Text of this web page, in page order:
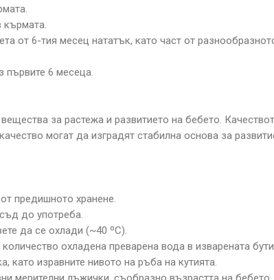
кърмата.
от 6-тия месец нататък, като част от
първите 6 месеца.
за растежа и развитието на бебето.
могат да изградят стабилна основа за
предишното хранене.
до употреба.
да се охлади (~40 ºС).
охладена преварена вода в изварената
като изравните нивото на ръба на кутията.